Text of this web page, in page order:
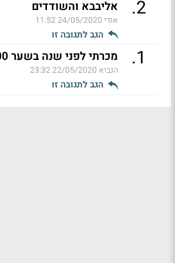
2
. אליבבא והשודדים
אודי24/05/2020 11:52
הגב לתגובה זו
1
. מכרתי לפני שנה בשער 200
הנביא 22/05/2020 23:32
הגב לתגובה זו